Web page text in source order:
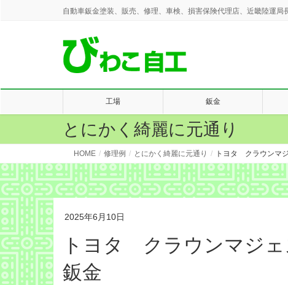
自動車鈑金塗装、販売、修理、車検、損害保険代理店、近畿陸運局
工場 鈑金
とにかく綺麗に元通り
HOME 修理例 とにかく綺麗に元通り トヨタ クラウンマ
2025年6月10日
トヨタ クラウンマジ
鈑金